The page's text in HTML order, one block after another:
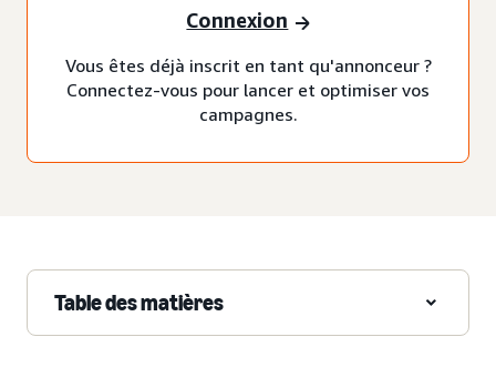
Connexion
Vous êtes déjà inscrit en tant qu'annonceur ?
Connectez-vous pour lancer et optimiser vos
campagnes.
Table des matières